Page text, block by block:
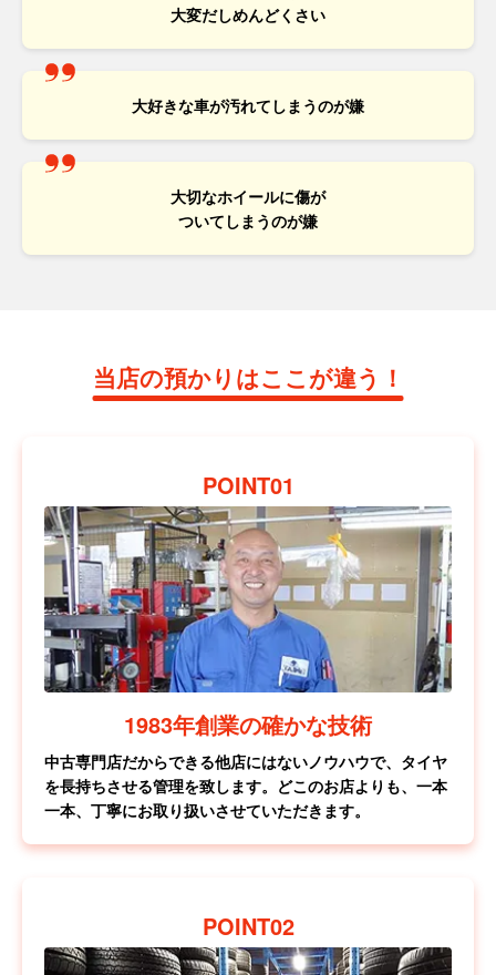
大変だしめんどくさい
大好きな車が汚れてしまうのが嫌
大切なホイールに傷が
ついてしまうのが嫌
当店の預かりはここが違う！
POINT01
1983年創業の確かな技術
中古専門店だからできる他店にはないノウハウで、タイヤ
を長持ちさせる管理を致します。どこのお店よりも、一本
一本、丁寧にお取り扱いさせていただきます。
POINT02